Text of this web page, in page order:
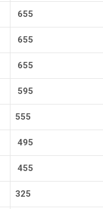
655
655
655
595
555
495
455
325